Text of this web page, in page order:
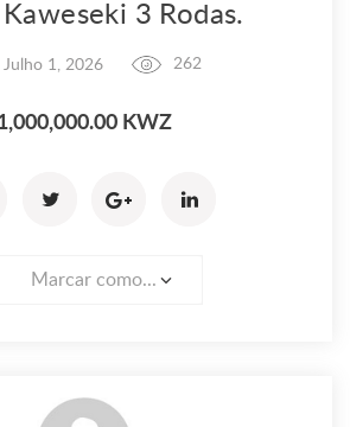
3 Rodas.
Julho 1, 2026 262
KWZ
Marcar como...